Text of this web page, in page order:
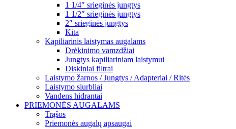
1 1/4″ srieginės jungtys
1 1/2″ srieginės jungtys
2″ srieginės jungtys
Kita
Kapiliarinis laistymas augalams
Drėkinimo vamzdžiai
Jungtys kapiliariniam laistymui
Diskiniai filtrai
Laistymo žarnos / Jungtys / Adapteriai / Ritės
Laistymo siurbliai
Vandens hidrantai
PRIEMONĖS AUGALAMS
Trąšos
Priemonės augalų apsaugai